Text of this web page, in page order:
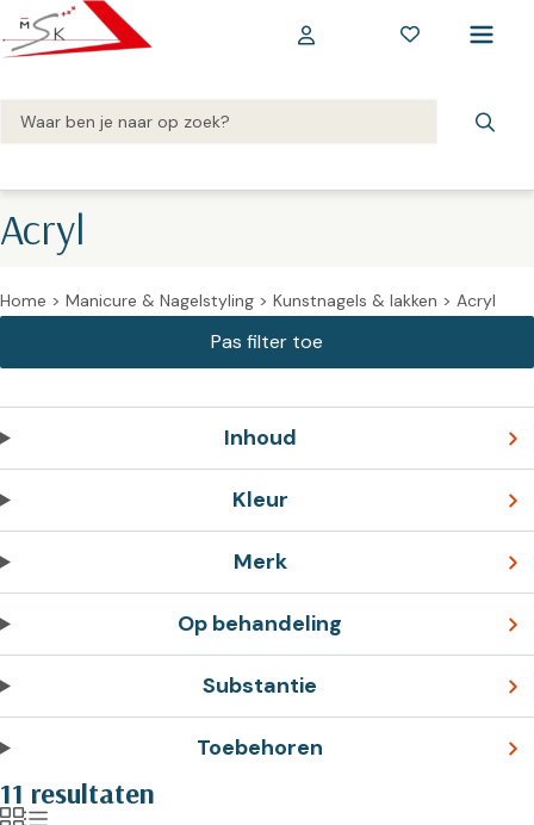
Acryl
Home > Manicure & Nagelstyling > Kunstnagels & lakken > Acryl
Inhoud
Kleur
Merk
Op behandeling
Substantie
Toebehoren
11 resultaten